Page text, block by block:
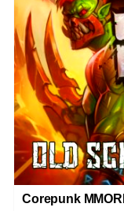
Corepunk